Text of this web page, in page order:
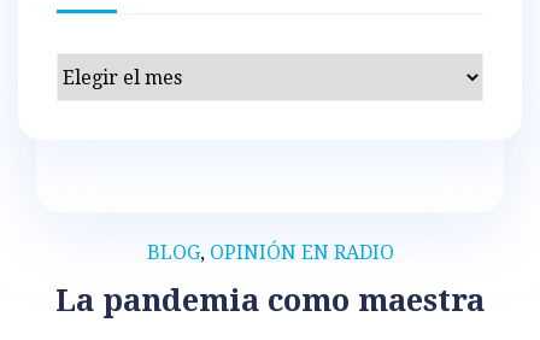
BLOG, OPINIÓN EN RADIO
La pandemia como maestra
Archivos